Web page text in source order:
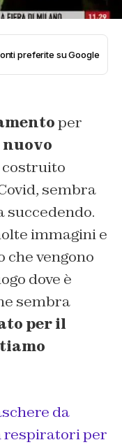
preferite su Google
per
costruito
sembra
succedendo.
immagini e
che vengono
dove è
sembra
per il
da
respiratori per